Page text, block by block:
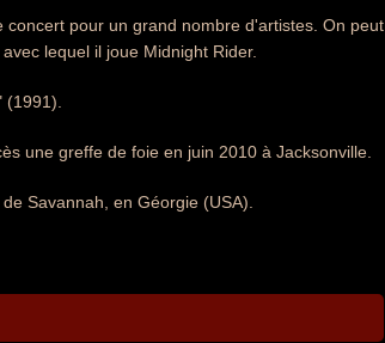
pour un grand nombre d'artistes. On peut
lequel il joue Midnight Rider.
une greffe de foie en juin 2010 à Jacksonville.
Savannah, en Géorgie (USA).